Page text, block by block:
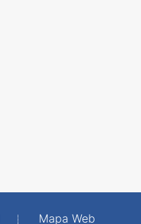
Mapa Web